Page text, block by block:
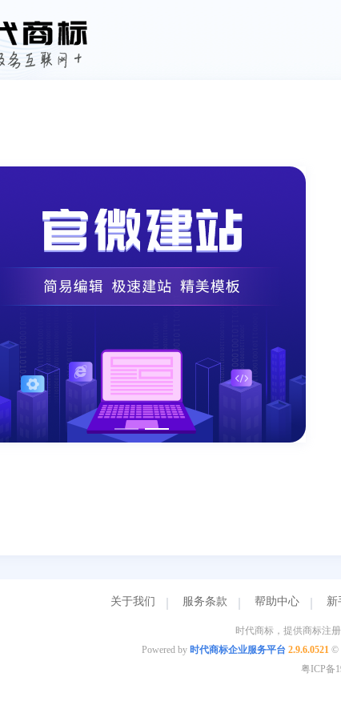
关于我们 服务条款 帮助中心 新
时代商标，提供商标注
Powered by 时代商标企业服务平台 2.9.6.0521©
粤ICP备